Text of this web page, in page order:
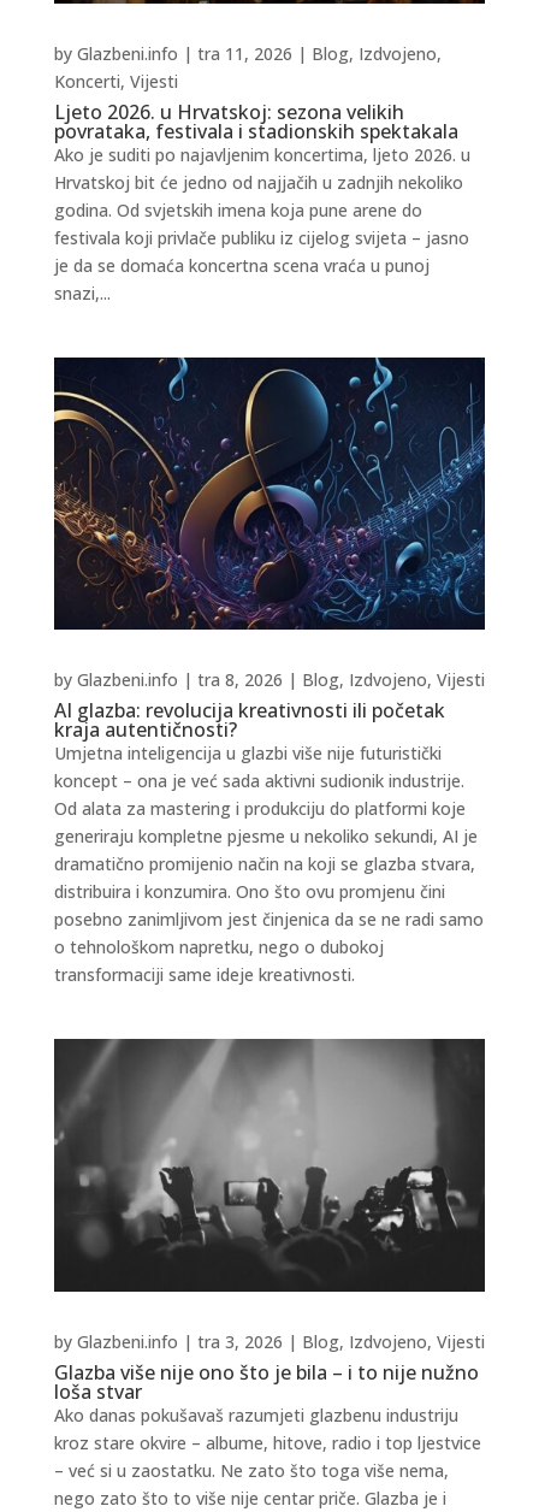
Ljeto 2026. u Hrvatskoj: sezona velikih
povrataka, festivala i stadionskih spektakala
by Glazbeni.info | tra 11, 2026 | Blog, Izdvojeno,
Koncerti, Vijesti
Ako je suditi po najavljenim koncertima, ljeto 2026. u
Hrvatskoj bit će jedno od najjačih u zadnjih nekoliko
godina. Od svjetskih imena koja pune arene do
festivala koji privlače publiku iz cijelog svijeta – jasno
je da se domaća koncertna scena vraća u punoj
snazi,...
AI glazba: revolucija kreativnosti ili početak
kraja autentičnosti?
by Glazbeni.info | tra 8, 2026 | Blog, Izdvojeno, Vijesti
Umjetna inteligencija u glazbi više nije futuristički
koncept – ona je već sada aktivni sudionik industrije.
Od alata za mastering i produkciju do platformi koje
generiraju kompletne pjesme u nekoliko sekundi, AI je
dramatično promijenio način na koji se glazba stvara,
distribuira i konzumira. Ono što ovu promjenu čini
posebno zanimljivom jest činjenica da se ne radi samo
o tehnološkom napretku, nego o dubokoj
transformaciji same ideje kreativnosti.
Glazba više nije ono što je bila – i to nije nužno
loša stvar
by Glazbeni.info | tra 3, 2026 | Blog, Izdvojeno, Vijesti
Ako danas pokušavaš razumjeti glazbenu industriju
kroz stare okvire – albume, hitove, radio i top ljestvice
– već si u zaostatku. Ne zato što toga više nema,
nego zato što to više nije centar priče. Glazba je i